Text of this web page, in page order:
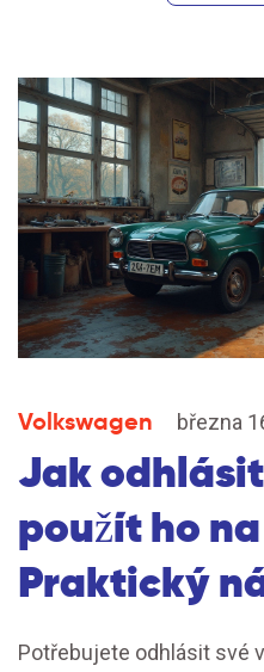
Volkswagen března
Jak
použít ho
Praktický
Potřebujete odhlásit své